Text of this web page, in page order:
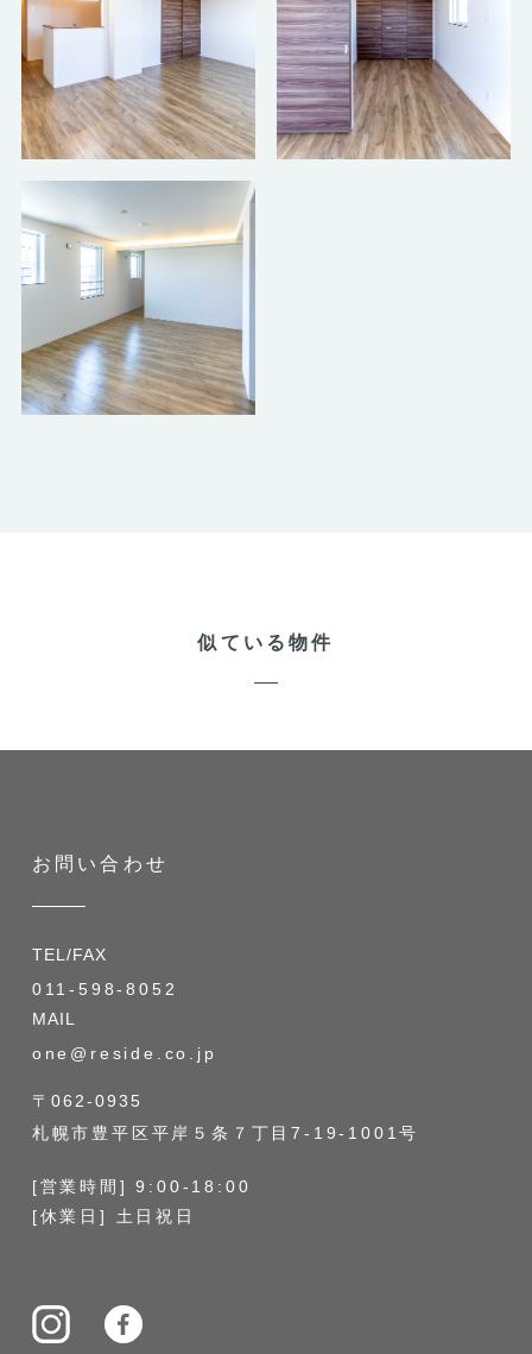
似ている物件
お問い合わせ
TEL/FAX
011-598-8052
MAIL
one@reside.co.jp
〒062-0935
札幌市豊平区平岸５条７丁目7-19-1001号
[営業時間] 9:00-18:00
[休業日] 土日祝日